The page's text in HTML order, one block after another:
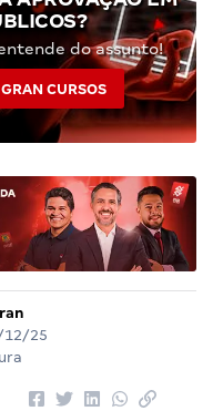
do assunto!
CURSOS
12/25